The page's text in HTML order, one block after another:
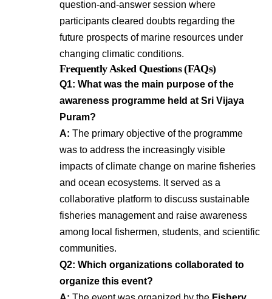
question-and-answer session where
participants cleared doubts regarding the
future prospects of marine resources under
changing climatic conditions.
Frequently Asked Questions (FAQs)
Q1: What was the main purpose of the
awareness programme held at Sri Vijaya
Puram?
A: The primary objective of the programme
was to address the increasingly visible
impacts of climate change on marine fisheries
and ocean ecosystems. It served as a
collaborative platform to discuss sustainable
fisheries management and raise awareness
among local fishermen, students, and scientific
communities.
Q2: Which organizations collaborated to
organize this event?